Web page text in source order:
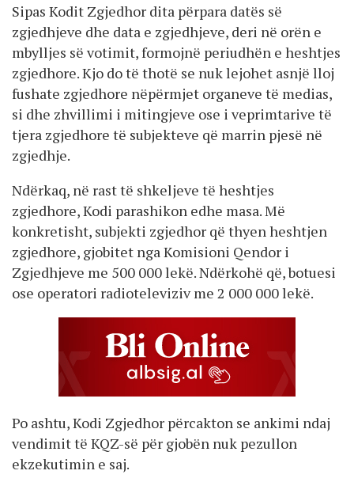
Sipas Kodit Zgjedhor dita përpara datës së
zgjedhjeve dhe data e zgjedhjeve, deri në orën e
mbylljes së votimit, formojnë periudhën e heshtjes
zgjedhore. Kjo do të thotë se nuk lejohet asnjë lloj
fushate zgjedhore nëpërmjet organeve të medias,
si dhe zhvillimi i mitingjeve ose i veprimtarive të
tjera zgjedhore të subjekteve që marrin pjesë në
zgjedhje.
Ndërkaq, në rast të shkeljeve të heshtjes
zgjedhore, Kodi parashikon edhe masa. Më
konkretisht, subjekti zgjedhor që thyen heshtjen
zgjedhore, gjobitet nga Komisioni Qendor i
Zgjedhjeve me 500 000 lekë. Ndërkohë që, botuesi
ose operatori radioteleviziv me 2 000 000 lekë.
Po ashtu, Kodi Zgjedhor përcakton se ankimi ndaj
vendimit të KQZ-së për gjobën nuk pezullon
ekzekutimin e saj.